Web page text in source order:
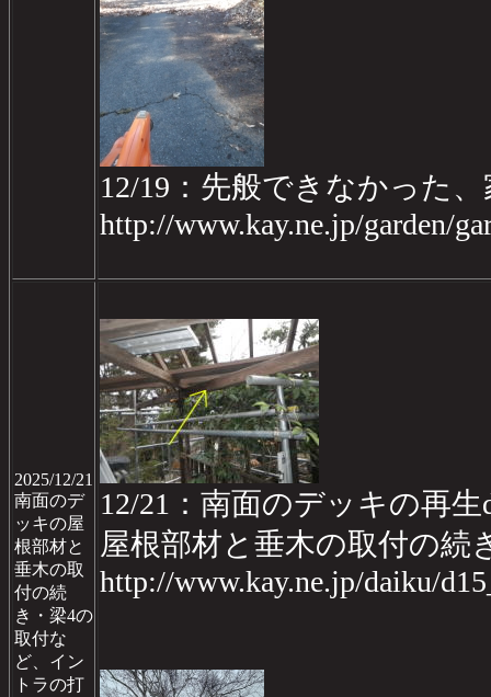
12/19：先般できなかった
http://www.kay.ne.jp/garden/
2025/12/21
南面のデ
ッキの屋
根部材と
垂木の取
付の続
き・梁4の
取付な
ど、イン
トラの打
12/21：南面のデッキの再生
屋根部材と垂木の取付の続
http://www.kay.ne.jp/daiku/